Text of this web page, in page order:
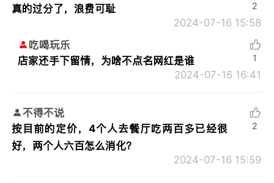
真的过分了，浪费可耻
2024-07-16 15:58
2
吃喝玩乐
店家还手下留情，为啥不点名网红是谁
2024-07-16 16:41
1
不得不说
按目前的定价，4个人去餐厅吃两百多已经很
好，两个人六百怎么消化？
2024-07-16 15:59
2